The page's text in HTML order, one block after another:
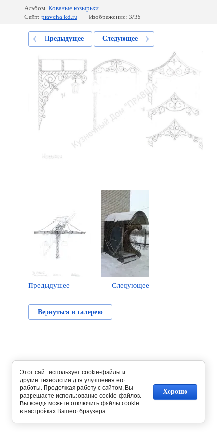
Альбом: Кованые козырьки
Сайт: pravcha-kd.ru Изображение: 3/35
Предыдущее Следующее
Предыдущее Следующее
Вернуться в галерею
Этот сайт использует cookie-файлы и
другие технологии для улучшения его
работы. Продолжая работу с сайтом, Вы
разрешаете использование cookie-файлов.
Вы всегда можете отключить файлы cookie
в настройках Вашего браузера.
Хорошо